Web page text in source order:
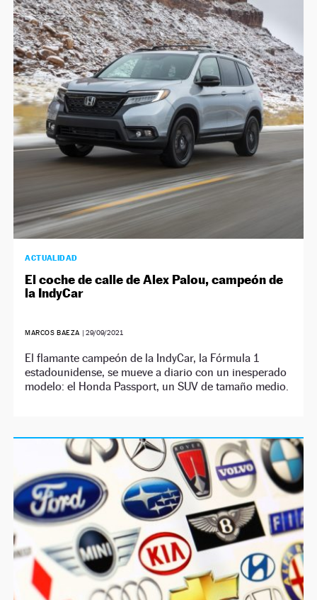
ACTUALIDAD
El coche de calle de Alex Palou, campeón de
la IndyCar
MARCOS BAEZA | 29/09/2021
El flamante campeón de la IndyCar, la Fórmula 1
estadounidense, se mueve a diario con un inesperado
modelo: el Honda Passport, un SUV de tamaño medio.